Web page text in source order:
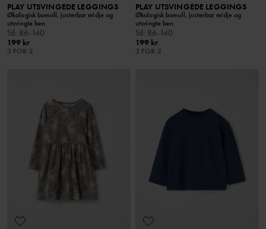
PLAY UTSVINGEDE LEGGINGS
Økologisk bomull, justerbar midje og
utsvingte ben
Stl: 86-140
199 kr
3 FOR 2
PLAY UTSVINGEDE LEGGINGS
Økologisk bomull, justerbar midje og
utsvingte ben
Stl: 86-140
199 kr
3 FOR 2